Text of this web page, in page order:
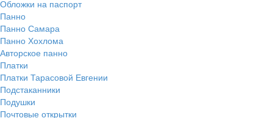
Обложки на паспорт
Панно
Панно Самара
Панно Хохлома
Авторское панно
Платки
Платки Тарасовой Евгении
Подстаканники
Подушки
Почтовые открытки